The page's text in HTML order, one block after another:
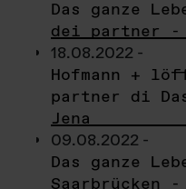
Das ganze
dei partner
18.08.2022 -
Hofmann +
partner di
Jena
09.08.2022 -
Das ganze
Saarbrücken